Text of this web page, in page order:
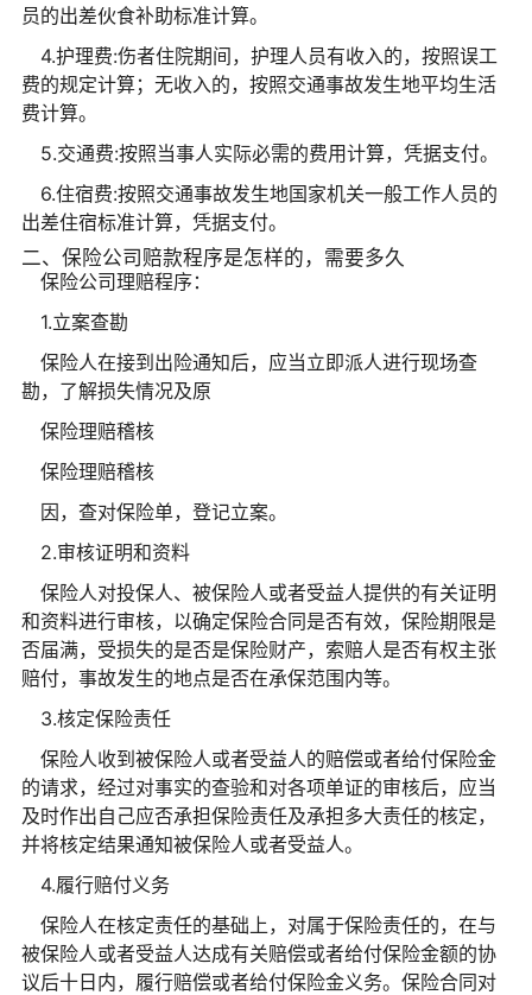
员的出差伙食补助标准计算。
4.护理费:伤者住院期间，护理人员有收入的，按照误工
费的规定计算；无收入的，按照交通事故发生地平均生活
费计算。
5.交通费:按照当事人实际必需的费用计算，凭据支付。
6.住宿费:按照交通事故发生地国家机关一般工作人员的
出差住宿标准计算，凭据支付。
二、保险公司赔款程序是怎样的，需要多久
保险公司理赔程序：
1.立案查勘
保险人在接到出险通知后，应当立即派人进行现场查
勘，了解损失情况及原
保险理赔稽核
保险理赔稽核
因，查对保险单，登记立案。
2.审核证明和资料
保险人对投保人、被保险人或者受益人提供的有关证明
和资料进行审核，以确定保险合同是否有效，保险期限是
否届满，受损失的是否是保险财产，索赔人是否有权主张
赔付，事故发生的地点是否在承保范围内等。
3.核定保险责任
保险人收到被保险人或者受益人的赔偿或者给付保险金
的请求，经过对事实的查验和对各项单证的审核后，应当
及时作出自己应否承担保险责任及承担多大责任的核定，
并将核定结果通知被保险人或者受益人。
4.履行赔付义务
保险人在核定责任的基础上，对属于保险责任的，在与
被保险人或者受益人达成有关赔偿或者给付保险金额的协
议后十日内，履行赔偿或者给付保险金义务。保险合同对